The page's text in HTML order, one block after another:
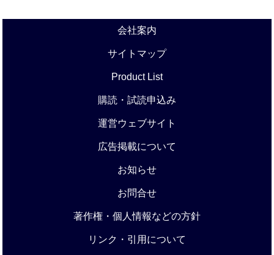
会社案内
サイトマップ
Product List
購読・試読申込み
運営ウェブサイト
広告掲載について
お知らせ
お問合せ
著作権・個人情報などの方針
リンク・引用について